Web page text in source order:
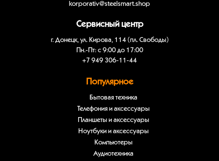
korporativ@steelsmart.shop
Сервисный центр
г. Донецк, ул. Кирова, 114 (пл. Свободы)
Пн.-Пт: с 9:00 до 17:00
+7 949 306-11-44
Популярное
Бытовая техника
Телефония и аксессуары
Планшеты и аксессуары
Ноутбуки и аксессуары
Компьютеры
Аудиотехника